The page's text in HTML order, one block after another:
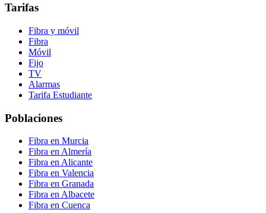
Tarifas
Fibra y móvil
Fibra
Móvil
Fijo
TV
Alarmas
Tarifa Estudiante
Poblaciones
Fibra en Murcia
Fibra en Almería
Fibra en Alicante
Fibra en Valencia
Fibra en Granada
Fibra en Albacete
Fibra en Cuenca